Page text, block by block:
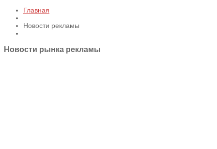
Главная
Новости рекламы
Новости рынка рекламы